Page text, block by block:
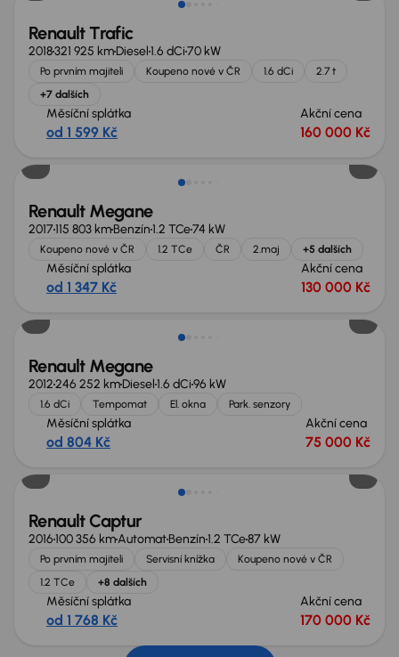
Renault Trafic
2018321 925 kmDiesel1.6 dCi70 kW
Po prvním majiteli Koupeno nové v ČR 1.6 dCi
2.7 t
+7 dalších
Měsíční splátka
od 1 599 Kč
Akční cena
160 000 Kč
Renault Megane
2017115 803 kmBenzín1.2 TCe74 kW
Koupeno nové v ČR 1.2 TCe ČR 2.maj +5 dalších
Měsíční splátka
od 1 347 Kč
Akční cena
130 000 Kč
Renault Megane
2012246 252 kmDiesel1.6 dCi96 kW
1.6 dCi Tempomat El. okna Park. senzory
Měsíční splátka
od 804 Kč
Akční cena
75 000 Kč
Zlevněno o 10 000 Kč
Renault Captur
2016100 356 kmAutomatBenzín1.2 TCe87 kW
Po prvním majiteli Servisní knížka
Koupeno nové v ČR
1.2 TCe
+8 dalších
Měsíční splátka
od 1 768 Kč
Akční cena
170 000 Kč